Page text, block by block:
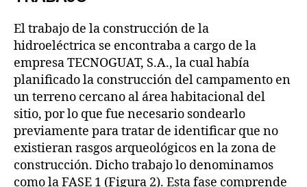
El trabajo de la construcción de la
hidroeléctrica se encontraba a cargo de la
empresa TECNOGUAT, S.A., la cual había
planificado la construcción del campamento en
un terreno cercano al área habitacional del
sitio, por lo que fue necesario sondearlo
previamente para tratar de identificar que no
existieran rasgos arqueológicos en la zona de
construcción. Dicho trabajo lo denominamos
como la FASE 1 (Figura 2). Esta fase comprende